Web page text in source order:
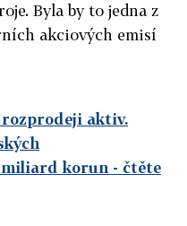
Byla by to jedna z
akciových emisí
rozprodeji aktiv.
miliard korun - čtěte